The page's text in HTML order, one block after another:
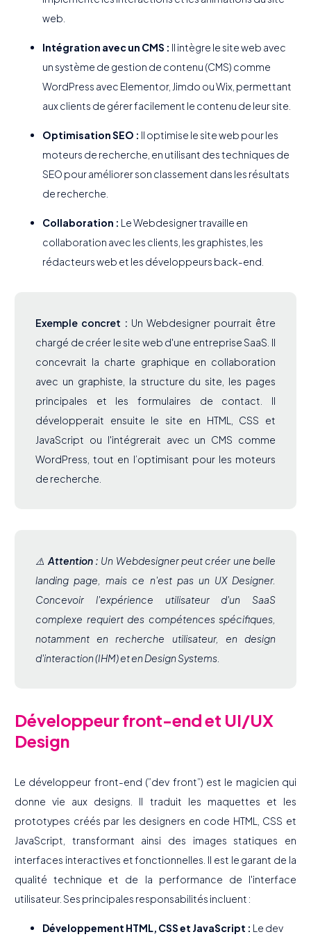
web.
Intégration avec un CMS : Il intègre le site web avec
un système de gestion de contenu (CMS) comme
WordPress avec Elementor, Jimdo ou Wix, permettant
aux clients de gérer facilement le contenu de leur site.
Optimisation SEO : Il optimise le site web pour les
moteurs de recherche, en utilisant des techniques de
SEO pour améliorer son classement dans les résultats
de recherche.
Collaboration : Le Webdesigner travaille en
collaboration avec les clients, les graphistes, les
rédacteurs web et les développeurs back-end.
Exemple concret : Un Webdesigner pourrait être
chargé de créer le site web d'une entreprise SaaS. Il
concevrait la charte graphique en collaboration
avec un graphiste, la structure du site, les pages
principales et les formulaires de contact. Il
développerait ensuite le site en HTML, CSS et
JavaScript ou l'intégrerait avec un CMS comme
WordPress, tout en l’optimisant pour les moteurs
de recherche.
⚠️ Attention : Un Webdesigner peut créer une belle
landing page, mais ce n'est pas un UX Designer.
Concevoir l'expérience utilisateur d'un SaaS
complexe requiert des compétences spécifiques,
notamment en recherche utilisateur, en design
d'interaction (IHM) et en Design Systems.
Développeur front-end et UI/UX
Design
Le développeur front-end (”dev front”) est le magicien qui
donne vie aux designs. Il traduit les maquettes et les
prototypes créés par les designers en code HTML, CSS et
JavaScript, transformant ainsi des images statiques en
interfaces interactives et fonctionnelles. Il est le garant de la
qualité technique et de la performance de l'interface
utilisateur. Ses principales responsabilités incluent :
Développement HTML, CSS et JavaScript : Le dev